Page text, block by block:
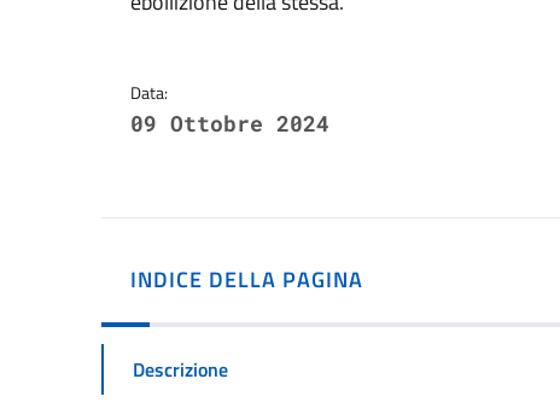
Data:
09 Ottobre 2024
INDICE DELLA PAGINA
Descrizione